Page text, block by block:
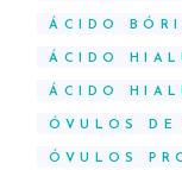
ÁCIDO
ÁCIDO
ÁCIDO
ÓVULOS DE
ÓVULOS